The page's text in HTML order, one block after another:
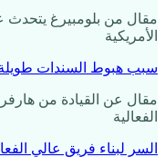
مقال من بلومبيرغ
الأمريكية
سبب هبوط السندات طويلة
مقال عن القيادة من
الفعالية
السر لبناء فريق عالي